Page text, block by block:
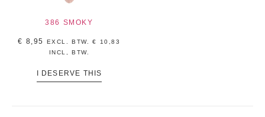
386 SMOKY
€ 8,95 EXCL. BTW.€
10,83
INCL, BTW.
I DESERVE THIS